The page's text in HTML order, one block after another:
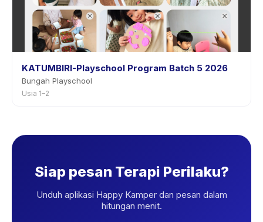
KATUMBIRI-Playschool Program Batch 5 2026
Bungah Playschool
Usia 1–2
Siap pesan Terapi Perilaku?
Unduh aplikasi Happy Kamper dan pesan dalam
hitungan menit.